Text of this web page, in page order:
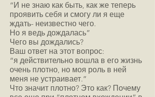
“И не знаю как быть, как же теперь
проявить себя и смогу ли я еще
ждать- неизвестно чего.
Но я ведь дождалась”
Чего вы дождались?
Ваш ответ на этот вопрос:
“я действительно вошла в его жизнь
очень плотно, но моя роль в ней
меня не устраивает.”
Что значит плотно? Это как? Почему